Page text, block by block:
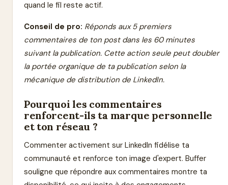
quand le fil reste actif.
Conseil de pro: Réponds aux 5 premiers
commentaires de ton post dans les 60 minutes
suivant la publication. Cette action seule peut doubler
la portée organique de ta publication selon la
mécanique de distribution de LinkedIn.
Pourquoi les commentaires
renforcent-ils ta marque personnelle
et ton réseau ?
Commenter activement sur LinkedIn fidélise ta
communauté et renforce ton image d'expert. Buffer
souligne que répondre aux commentaires montre ta